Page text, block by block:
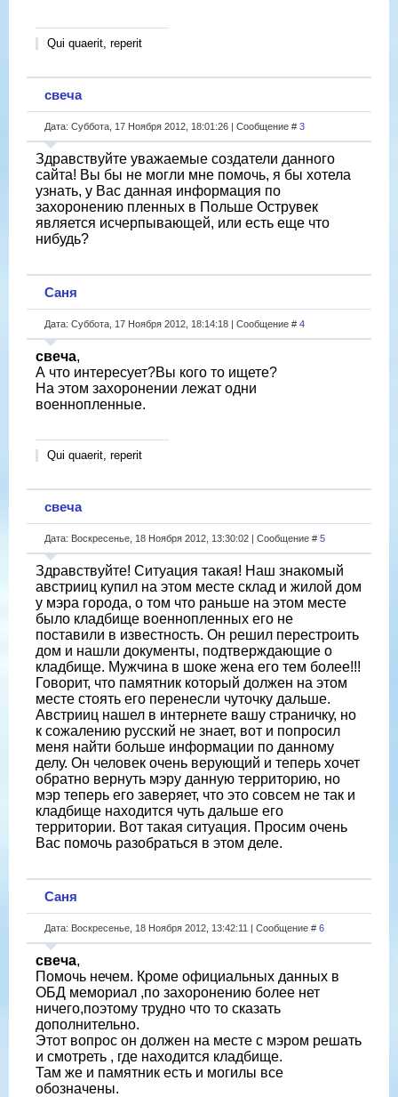
Qui quaerit, reperit
свеча
Дата: Суббота, 17 Ноября 2012, 18:01:26 | Сообщение # 3
Здравствуйте уважаемые создатели данного
сайта! Вы бы не могли мне помочь, я бы хотела
узнать, у Вас данная информация по
захоронению пленных в Польше Острувек
является исчерпывающей, или есть еще что
нибудь?
Саня
Дата: Суббота, 17 Ноября 2012, 18:14:18 | Сообщение # 4
свеча,
А что интересует?Вы кого то ищете?
На этом захоронении лежат одни
военнопленные.
Qui quaerit, reperit
свеча
Дата: Воскресенье, 18 Ноября 2012, 13:30:02 | Сообщение # 5
Здравствуйте! Ситуация такая! Наш знакомый
австрииц купил на этом месте склад и жилой дом
у мэра города, о том что раньше на этом месте
было кладбище военнопленных его не
поставили в известность. Он решил перестроить
дом и нашли документы, подтверждающие о
кладбище. Мужчина в шоке жена его тем более!!!
Говорит, что памятник который должен на этом
месте стоять его перенесли чуточку дальше.
Австрииц нашел в интернете вашу страничку, но
к сожалению русский не знает, вот и попросил
меня найти больше информации по данному
делу. Он человек очень верующий и теперь хочет
обратно вернуть мэру данную территорию, но
мэр теперь его заверяет, что это совсем не так и
кладбище находится чуть дальше его
территории. Вот такая ситуация. Просим очень
Вас помочь разобраться в этом деле.
Саня
Дата: Воскресенье, 18 Ноября 2012, 13:42:11 | Сообщение # 6
свеча,
Помочь нечем. Кроме официальных данных в
ОБД мемориал ,по захоронению более нет
ничего,поэтому трудно что то сказать
дополнительно.
Этот вопрос он должен на месте с мэром решать
и смотреть , где находится кладбище.
Там же и памятник есть и могилы все
обозначены.